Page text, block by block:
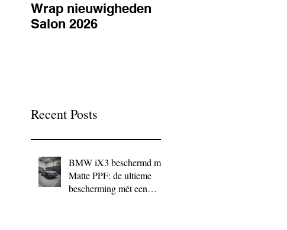
Wrap nieuwigheden
Salon 2026
Recent Posts
BMW iX3 beschermd met
Matte PPF: de ultieme
bescherming mét een